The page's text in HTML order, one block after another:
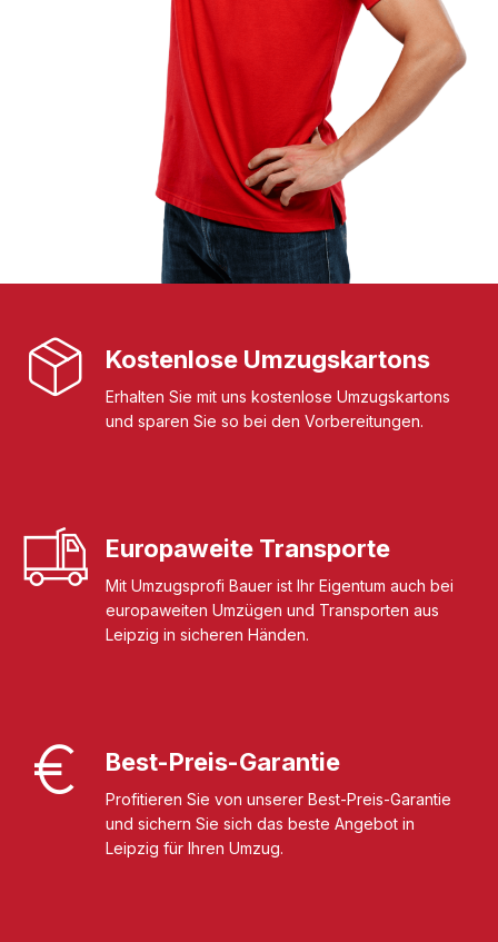
Kostenlose Umzugskartons
Erhalten Sie mit uns kostenlose Umzugskartons
und sparen Sie so bei den Vorbereitungen.
Europaweite Transporte
Mit Umzugsprofi Bauer ist Ihr Eigentum auch bei
europaweiten Umzügen und Transporten aus
Leipzig in sicheren Händen.
Best-Preis-Garantie
Profitieren Sie von unserer Best-Preis-Garantie
und sichern Sie sich das beste Angebot in
Leipzig für Ihren Umzug.